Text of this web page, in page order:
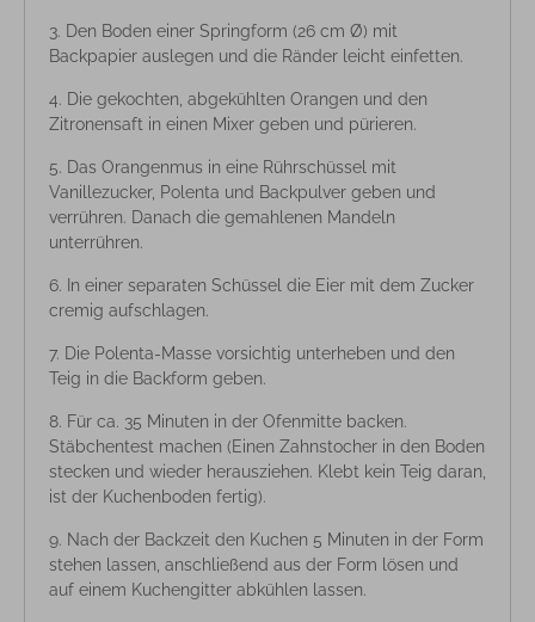
Den Boden einer Springform (26 cm Ø) mit
Backpapier auslegen und die Ränder leicht einfetten.
Die gekochten, abgekühlten Orangen und den
Zitronensaft in einen Mixer geben und pürieren.
Das Orangenmus in eine Rührschüssel mit
Vanillezucker, Polenta und Backpulver geben und
verrühren. Danach die gemahlenen Mandeln
unterrühren.
In einer separaten Schüssel die Eier mit dem Zucker
cremig aufschlagen.
Die Polenta-Masse vorsichtig unterheben und den
Teig in die Backform geben.
Für ca. 35 Minuten in der Ofenmitte backen.
Stäbchentest machen (Einen Zahnstocher in den Boden
stecken und wieder herausziehen. Klebt kein Teig daran,
ist der Kuchenboden fertig).
Nach der Backzeit den Kuchen 5 Minuten in der Form
stehen lassen, anschließend aus der Form lösen und
auf einem Kuchengitter abkühlen lassen.